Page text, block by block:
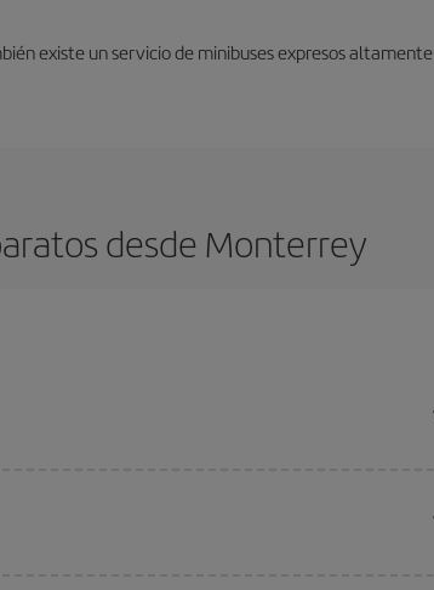
existe un servicio de minibuses expresos altamente
desde Monterrey
que encuentras el vuelo más barato.